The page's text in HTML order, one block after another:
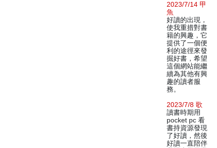
2023/7/14 甲
魚
好讀的出現，
使我重措對書
籍的興趣，它
提供了一個便
利的途徑來發
掘好書，希望
這個網站能繼
續為其他有興
趣的讀者服
務。
2023/7/8 歌
讀書時期用
pocket pc 看
書持資源發現
了好讀，然後
好讀一直陪伴